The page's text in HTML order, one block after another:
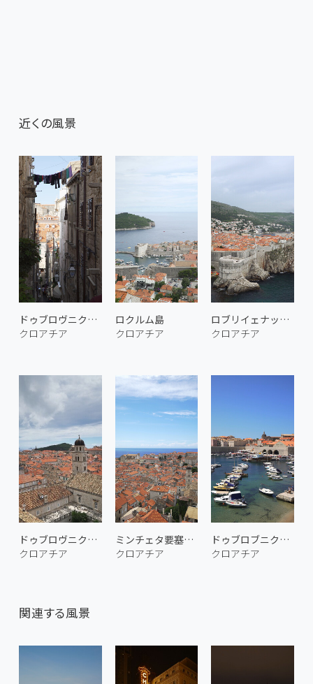
近くの風景
ドゥブロヴニクの路地
クロアチア
ロクルム島
クロアチア
ロブリイェナッツ要塞からの眺め
クロアチア
ドゥブロヴニク旧市街 4
クロアチア
ミンチェタ要塞からの眺め
クロアチア
ドゥブロブニクの港 1
クロアチア
関連する風景